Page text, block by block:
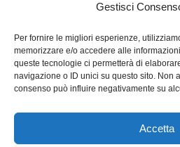
Gestisci
Per fornire le migliori esperienze,
memorizzare e/o accedere alle
queste tecnologie ci permetterà di
navigazione o ID unici su questo sito. Non
consenso può influire negativamente su
Accetta
lavoro professionale degli
SCRITTO DA, sotto l’egida di
prestigiosa rivista della WGAw,
voce degli sceneggiatori italiani,